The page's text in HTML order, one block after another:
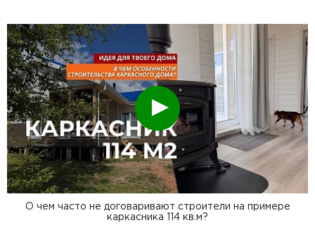
Смотреть
О чем часто не договаривают строители на примере
каркасника 114 кв.м?